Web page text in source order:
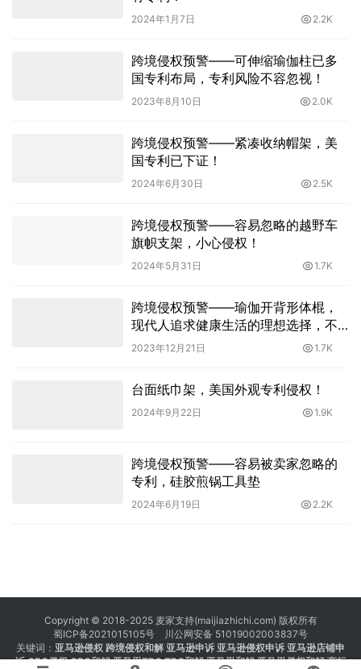
2024年1月7日 2.2K
跨境侵权预警——可伸缩瑜伽柱已多
国专利布局，专利风险不容忽视！
2023年8月10日 2.0K
跨境侵权预警——紧凑收纳帽架，美
国专利已下证！
2024年6月30日 2.5K
跨境侵权预警——容易忽略的越野车
旗帜支架，小心侵权！
2024年5月31日 1.7K
跨境侵权预警——瑜伽开背形体棍，
现代人追求健康生活的理想选择，不
过仍需注意专利情况！
2023年12月21日 1.7K
台面纸巾架，美国外观专利侵权！
2024年9月22日 1.9K
跨境侵权预警——容易被卖家忽略的
专利，硅胶煎锅工具垫
2024年6月19日 2.2K
Copyright © 2018-2025 麦家支持(maijiazhichi.com) 版权所有
蜀ICP备2021015105号
川公网安备 51019002003837号
关键词： 亚马逊侵权 跨境侵权和解 亚马逊申诉 亚马逊侵权申诉 亚马逊店铺申
诉 GBC侵权 GBC和解 亚马逊TRO TRO和解 亚马逊和解 亚马逊侵权和解商标